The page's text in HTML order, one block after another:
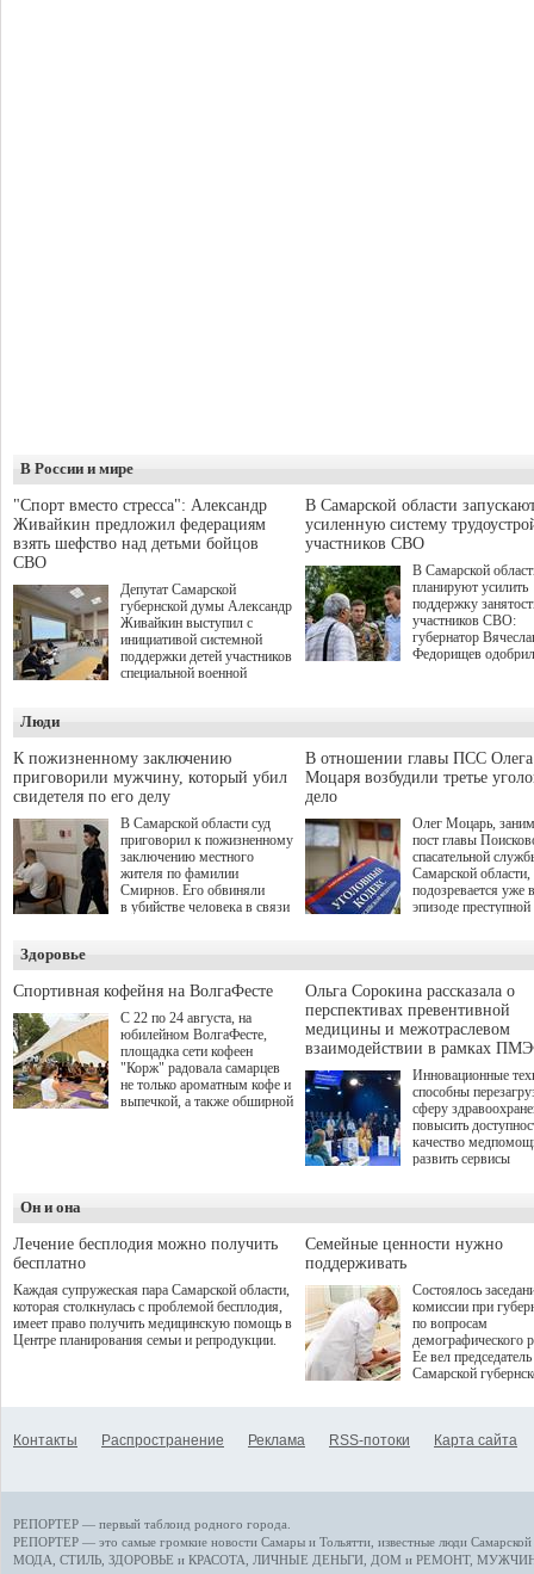
В России и мире
"Спорт вместо стресса": Александр
Живайкин предложил федерациям
взять шефство над детьми бойцов
СВО
Депутат Самарской
губернской думы Александр
Живайкин выступил с
инициативой системной
поддержки детей участников
специальной военной
"Помощь фронту и семьям
участников СВО", которая
прошла в Отрадном 7
августа.
В Самарской области
усиленную систему
участников СВО
В Самарской
планируют усилить
поддержку
участников СВО:
губернатор
Федорищев
на трудоустройство
спокойную
мирной жизни.
Люди
К пожизненному заключению
приговорили мужчину, который убил
свидетеля по его делу
В Самарской области суд
приговорил к пожизненному
заключению местного
жителя по фамилии
Смирнов. Его обвиняли
в убийстве человека в связи
В отношении главы ПСС Олега
Моцаря возбудили третье
дело
Олег Моцарь,
пост главы
спасательной
Самарской области,
подозревается уже
эпизоде преступной
а сам он
Здоровье
Спортивная кофейня на ВолгаФесте
С 22 по 24 августа, на
юбилейном ВолгаФесте,
площадка сети кофеен
"Корж" радовала самарцев
не только ароматным кофе и
выпечкой, а также обширной
Ольга Сорокина рассказала о
перспективах превентивной
медицины и межотраслевом
взаимодействии в рамках
Инновационные
способны
сферу
повысить
качество
развить сервисы
определенными
К ним можно
возникающие при
данными
более динамичного
проникновения
сегмент
отраслевое
рассказала Ольга
ходе сессии
качества жизни" в
ПМЭФ 2025. В
Он и она
Лечение бесплодия можно получить
бесплатно
Каждая супружеская пара Самарской области,
которая столкнулась с проблемой бесплодия,
имеет право получить медицинскую помощь в
Центре планирования семьи и репродукции.
Семейные ценности нужно
поддерживать
Состоялось
комиссии при
по вопросам
демографического
Ее вел председатель
Самарской
Контакты Распространение Реклама RSS-потоки Карта сайта
РЕПОРТЕР — первый таблоид родного города.
РЕПОРТЕР — это самые громкие новости Самары и Тольятти, известные люди
МОДА, СТИЛЬ ЗДОРОВЬЕ и КРАСОТА ЛИЧНЫЕ ДЕНЬГИ ДОМ и РЕМОНТ,